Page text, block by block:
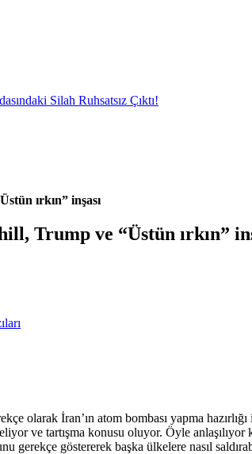
Silah Ruhsatsız Çıktı!
ırkın” inşası
Trump ve “Üstün ırkın”
olarak İran’ın atom bombası yapma
ve tartışma konusu oluyor. Öyle
gerekçe göstererek başka ülkelere nasıl